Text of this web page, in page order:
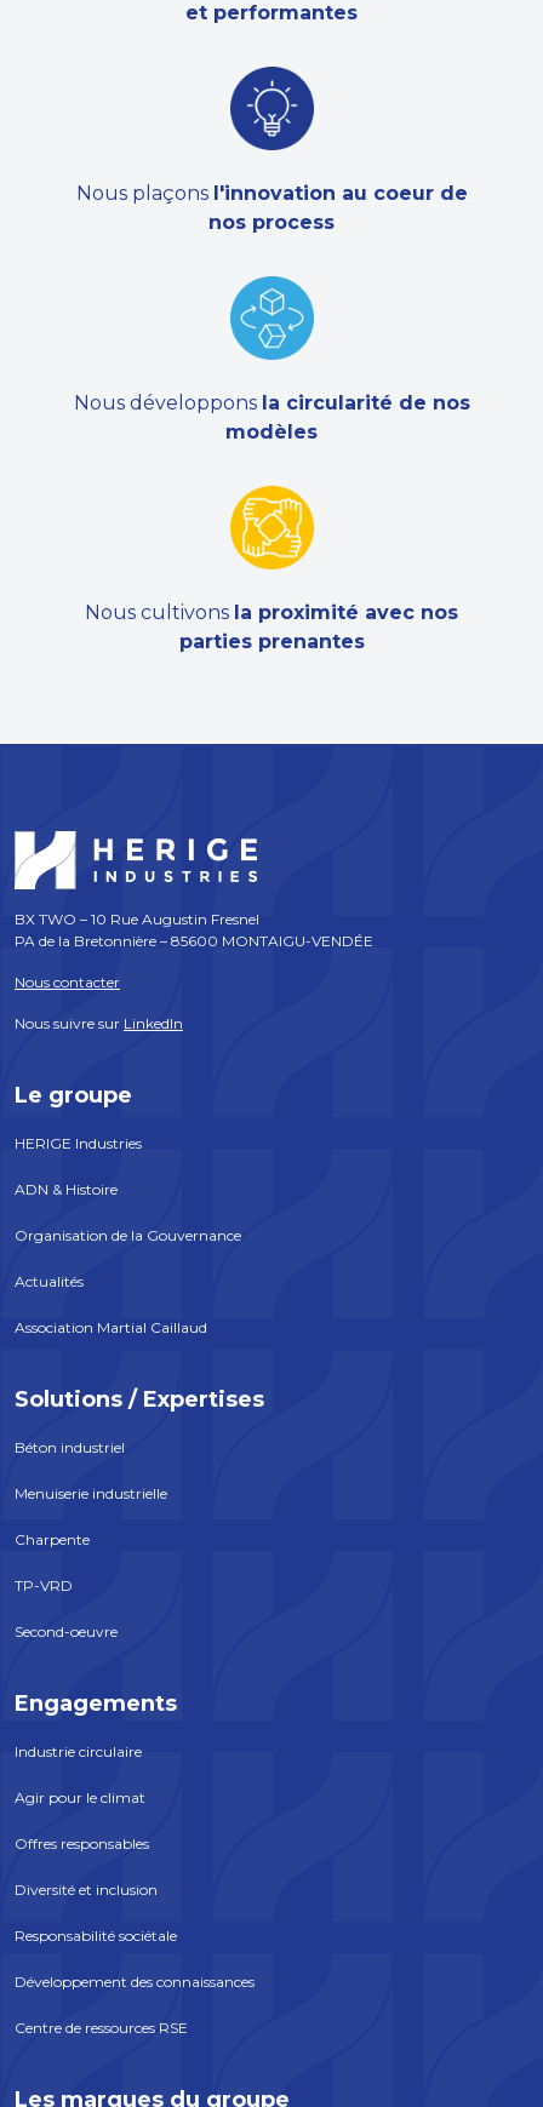
et performantes
Nous plaçons l'innovation au coeur de
nos process
Nous développons la circularité de nos
modèles
Nous cultivons la proximité avec nos
parties prenantes
BX TWO – 10 Rue Augustin Fresnel
PA de la Bretonnière – 85600 MONTAIGU-VENDÉE
Nous contacter
Nous suivre sur LinkedIn
Le groupe
HERIGE Industries
ADN & Histoire
Organisation de la Gouvernance
Actualités
Association Martial Caillaud
Solutions / Expertises
Béton industriel
Menuiserie industrielle
Charpente
TP-VRD
Second-oeuvre
Engagements
Industrie circulaire
Agir pour le climat
Offres responsables
Diversité et inclusion
Responsabilité sociétale
Développement des connaissances
Centre de ressources RSE
Les marques du groupe